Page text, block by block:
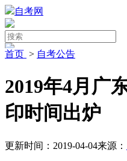
自考网
首页 > 自考公告
2019年4月广
印时间出炉
更新时间：2019-04-04来源：